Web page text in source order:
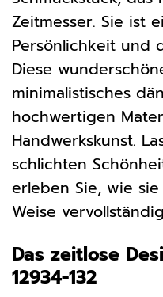
Zeitmesser. Sie ist
Persönlichkeit und
Diese
minimalistisches
hochwertigen
Handwerkskunst.
schlichten
erleben Sie, wie
Weise
Das zeitlose
12934-132